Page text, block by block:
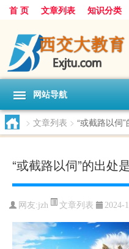
首 页 文章列表 知识分类
网站导航
> 文章列表 > “或截路以伺
“或截路以伺”的出处
网友:jzh 文章列表 2024-